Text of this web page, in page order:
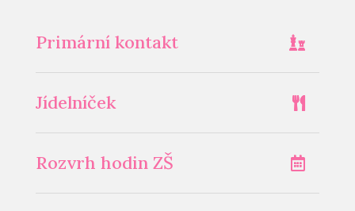
Primární kontakt
Jídelníček
Rozvrh hodin ZŠ